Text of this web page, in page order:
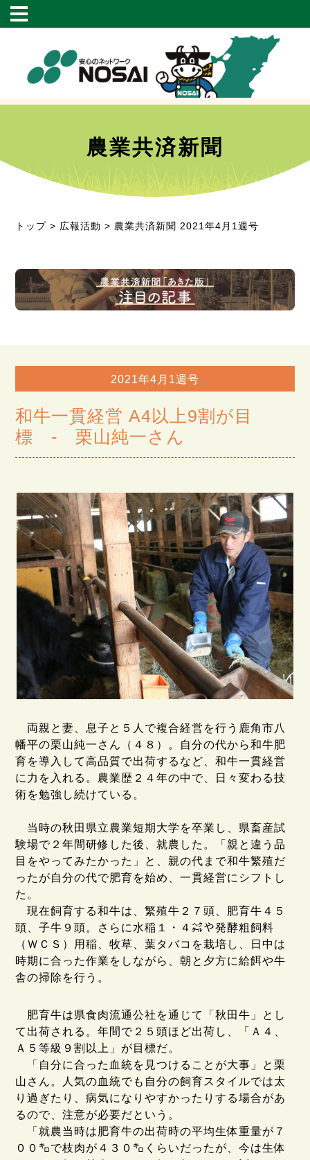
農業共済新聞
トップ > 広報活動 > 農業共済新聞 2021年4月1週号
2021年4月1週号
和牛一貫経営 A4以上9割が目
標 - 栗山純一さん
両親と妻、息子と５人で複合経営を行う鹿角市八
幡平の栗山純一さん（４８）。自分の代から和牛肥
育を導入して高品質で出荷するなど、和牛一貫経営
に力を入れる。農業歴２４年の中で、日々変わる技
術を勉強し続けている。
当時の秋田県立農業短期大学を卒業し、県畜産試
験場で２年間研修した後、就農した。「親と違う品
目をやってみたかった」と、親の代まで和牛繁殖だ
ったが自分の代で肥育を始め、一貫経営にシフトし
た。
現在飼育する和牛は、繁殖牛２７頭、肥育牛４５
頭、子牛９頭。さらに水稲１・４㌶や発酵粗飼料
（ＷＣＳ）用稲、牧草、葉タバコを栽培し、日中は
時期に合った作業をしながら、朝と夕方に給餌や牛
舎の掃除を行う。
肥育牛は県食肉流通公社を通じて「秋田牛」とし
て出荷される。年間で２５頭ほど出荷し、「Ａ４、
Ａ５等級９割以上」が目標だ。
「自分に合った血統を見つけることが大事」と栗
山さん。人気の血統でも自分の飼育スタイルでは太
り過ぎたり、病気になりやすかったりする場合があ
るので、注意が必要だという。
「就農当時は肥育牛の出荷時の平均生体重量が７
００㌔で枝肉が４３０㌔くらいだったが、今は生体